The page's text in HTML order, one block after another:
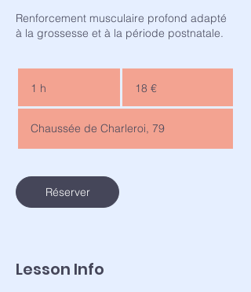
Renforcement musculaire profond adapté
à la grossesse et à la période postnatale.
1 h 18 €
Chaussée de Charleroi, 79
Réserver
Lesson Info